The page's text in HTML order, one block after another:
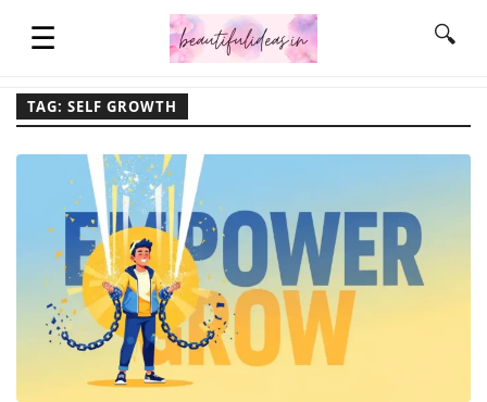
☰
QUOTES
LIFESTYLE
FASHION & STYLE
🔍
TAG: SELF GROWTH